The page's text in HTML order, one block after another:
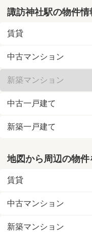
諏訪神社駅の物件情
賃貸
中古マンション
新築マンション
中古一戸建て
新築一戸建て
地図から周辺の物件
賃貸
中古マンション
新築マンション